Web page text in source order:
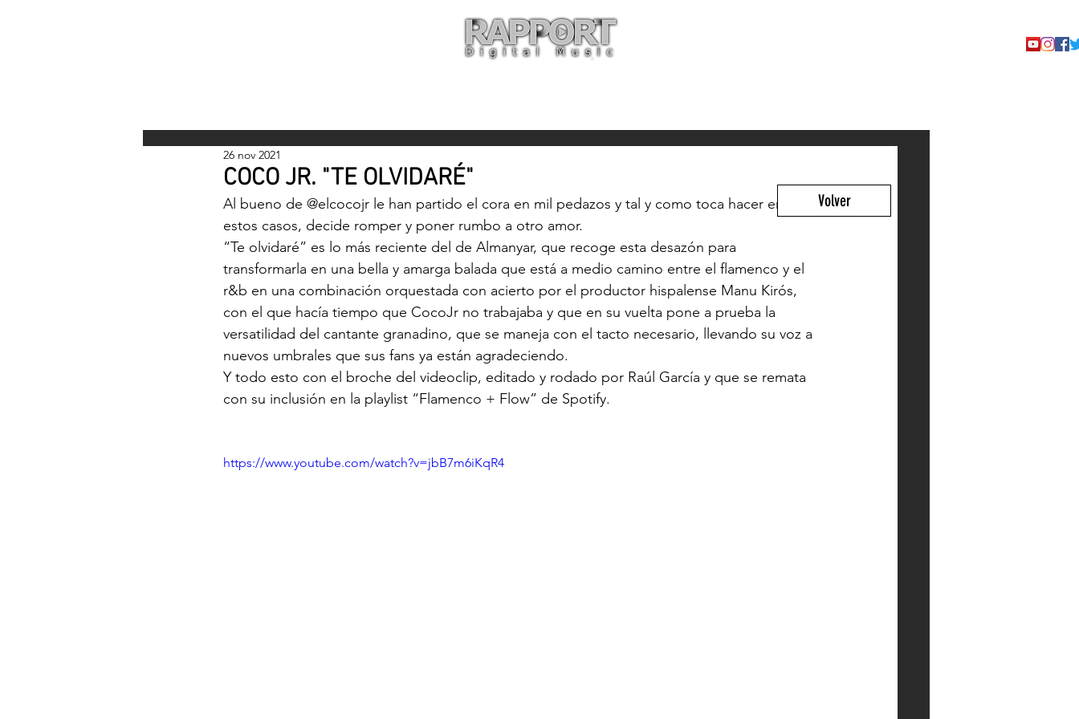
COCO JR. "TE OLVIDARÉ"
26 nov 2021
Al bueno de @elcocojr le han partido el cora en mil pedazos y tal y como toca hacer en
estos casos, decide romper y poner rumbo a otro amor.
“Te olvidaré” es lo más reciente del de Almanyar, que recoge esta desazón para
transformarla en una bella y amarga balada que está a medio camino entre el flamenco y el
r&b en una combinación orquestada con acierto por el productor hispalense Manu Kirós,
con el que hacía tiempo que CocoJr no trabajaba y que en su vuelta pone a prueba la
versatilidad del cantante granadino, que se maneja con el tacto necesario, llevando su voz a
nuevos umbrales que sus fans ya están agradeciendo.
Y todo esto con el broche del videoclip, editado y rodado por Raúl García y que se remata
con su inclusión en la playlist “Flamenco + Flow” de Spotify.
https://www.youtube.com/watch?v=jbB7m6iKqR4
Volver